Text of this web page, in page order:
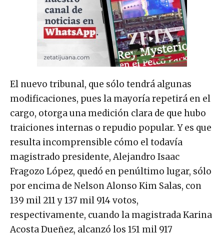
El nuevo tribunal, que sólo tendrá algunas
modificaciones, pues la mayoría repetirá en el
cargo, otorga una medición clara de que hubo
traiciones internas o repudio popular. Y es que
resulta incomprensible cómo el todavía
magistrado presidente, Alejandro Isaac
Fragozo López, quedó en penúltimo lugar, sólo
por encima de Nelson Alonso Kim Salas, con
139 mil 211 y 137 mil 914 votos,
respectivamente, cuando la magistrada Karina
Acosta Dueñez, alcanzó los 151 mil 917